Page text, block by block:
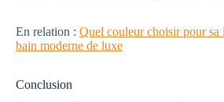
En relation : Quel couleur choisir pour sa
bain moderne de luxe
Conclusion